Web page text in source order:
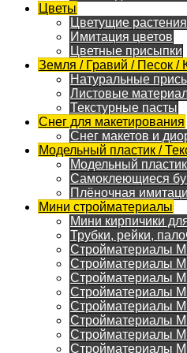
Цветы
Цветущие
Имитация цветов
Цветные присыпки
Земля / Гравий / Песок /
Натуральные
Листовые
Текстурные пасты
Снег для макетирования
Снег макетов и
Модельный пластик /
Модельный
Самоклеющиеся
Плёночная
Мини стройматериалы
Мини кирпичики
Трубки, рейки,
Стройматериалы
Стройматериалы
Стройматериалы
Стройматериалы
Стройматериалы
Стройматериалы
Стройматериалы
Стройматериалы